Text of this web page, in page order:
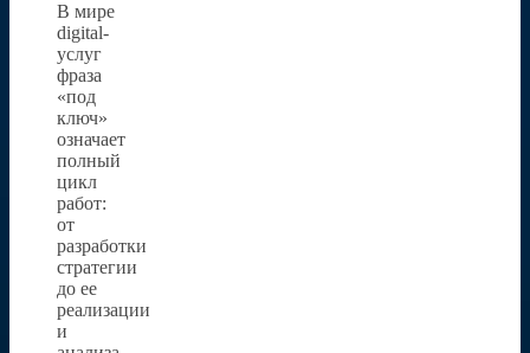
В мире
digital-
услуг
фраза
«под
ключ»
означает
полный
цикл
работ:
от
разработки
стратегии
до ее
реализации
и